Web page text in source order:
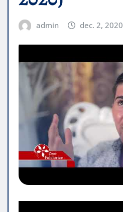
admin dec. 2, 2020